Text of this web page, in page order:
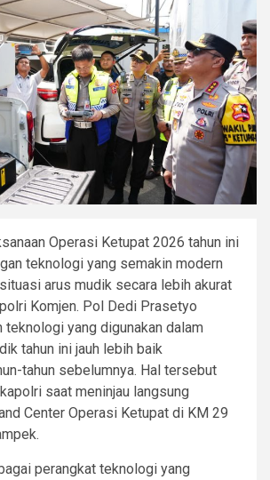
Operasi Ketupat 2026 tahun ini
teknologi yang semakin modern
arus mudik secara lebih akurat
Komjen. Pol Dedi Prasetyo
yang digunakan dalam
tahun ini jauh lebih baik
tahun sebelumnya. Hal tersebut
saat meninjau langsung
Center Operasi Ketupat di KM 29
perangkat teknologi yang